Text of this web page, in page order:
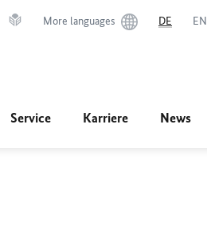
More languages DE EN
Service Karriere News